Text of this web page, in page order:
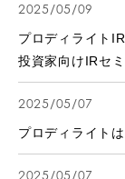
2025/05/09
プロディライト
投資家向けIRセ
2025/05/07
プロディライト
2025/05/07